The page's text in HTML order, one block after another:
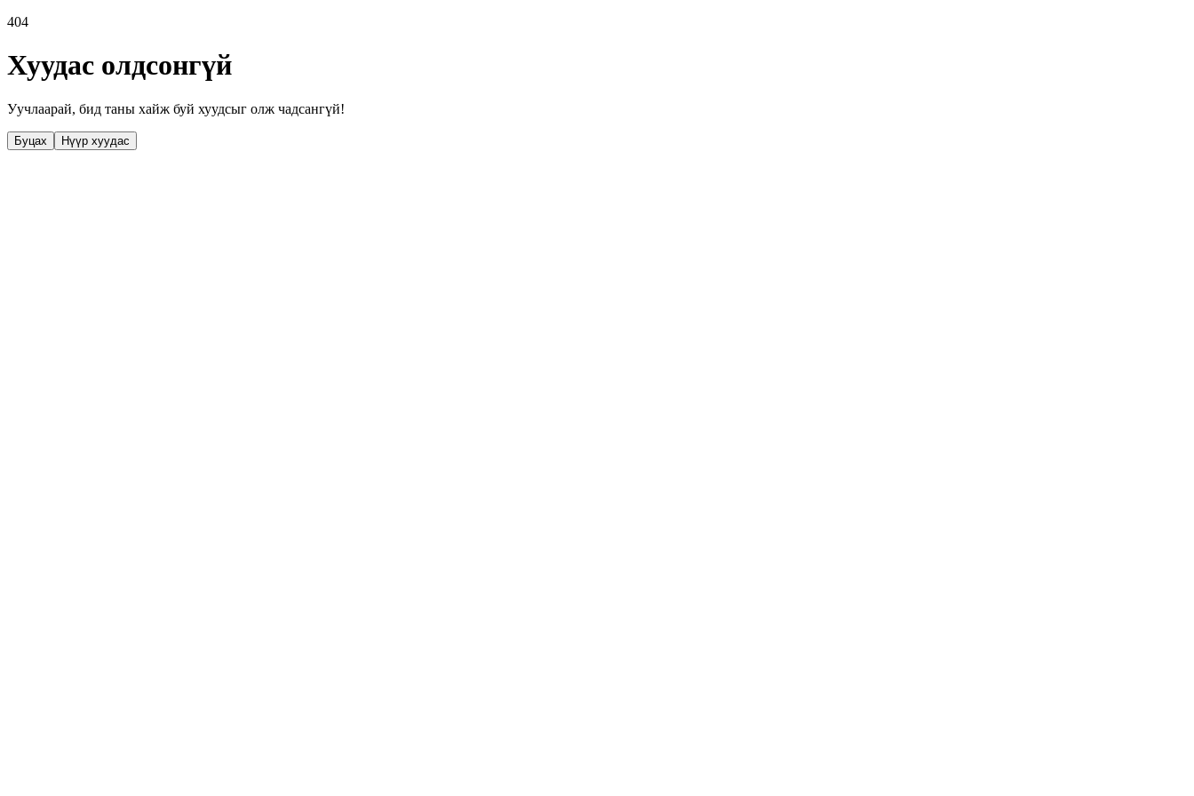
404
Хуудас олдсонгүй
Уучлаарай, бид таны хайж буй хуудсыг олж чадсангүй!
Буцах Нүүр хуудас